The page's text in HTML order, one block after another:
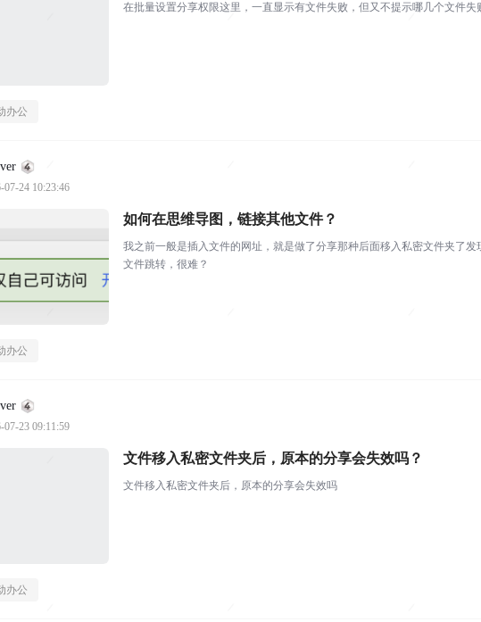
在批量设置分享权限这里，一直显示有文件失败，但又不提示哪几个文件
办公
07-24 10:23:46
如何在思维导图，链接其他文件？
我之前一般是插入文件的网址，就是做了分享那种后面移入私密文件夹了
文件跳转，很难？
办公
07-23 09:11:59
文件移入私密文件夹后，原本的分享会失效吗？
文件移入私密文件夹后，原本的分享会失效吗
办公